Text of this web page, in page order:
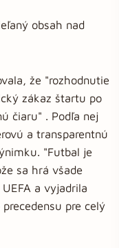
obsah nad
že "rozhodnutie
zákaz štartu po
čiaru" . Podľa nej
a transparentnú
"Futbal je
sa hrá všade
a vyjadrila
pre celý